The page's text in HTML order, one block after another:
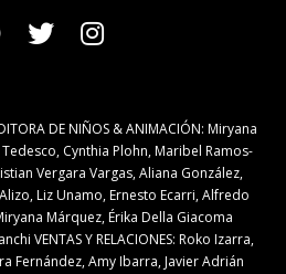
DE NIÑOS & ANIMACIÓN: Miryana
Tedesco, Cynthia Plohn, Maribel Ramos-
Vergara Vargas, Aliana González,
Liz Unamo, Ernesto Ecarri, Alfredo
Márquez, Érika Della Giacoma
VENTAS Y RELACIONES: Roko Izarra,
Fernández, Amy Ibarra, Javier Adrián